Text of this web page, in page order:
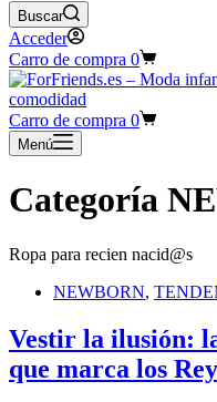
Buscar
Acceder
Carro de compra 0
Carro de compra 0
Menú
Categoría
Ropa para recien nacid@s
NEWBORN,
Vestir la ilusión:
que marca los